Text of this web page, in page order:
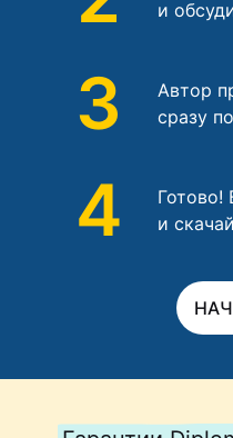
и
3
Автор
сразу
4
Готово!
и